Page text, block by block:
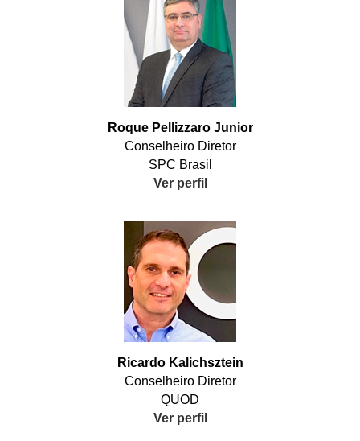
Roque Pellizzaro Junior
Conselheiro Diretor
SPC Brasil
Ver perfil
Ricardo Kalichsztein
Conselheiro Diretor
QUOD
Ver perfil